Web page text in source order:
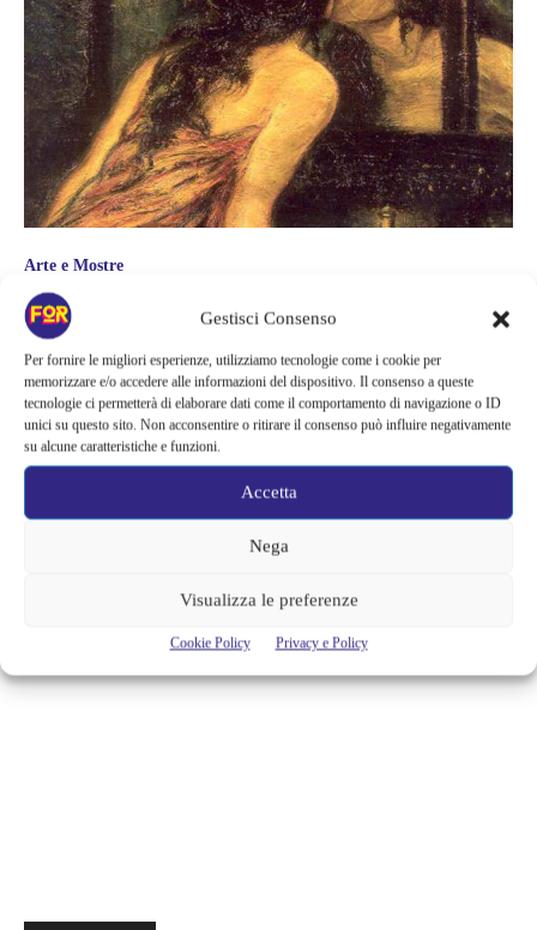
Gestisci Consenso
Per fornire le migliori esperienze, utilizziamo tecnologie come i cookie per
memorizzare e/o accedere alle informazioni del dispositivo. Il consenso a queste
tecnologie ci permetterà di elaborare dati come il comportamento di navigazione o ID
unici su questo sito. Non acconsentire o ritirare il consenso può influire negativamente
su alcune caratteristiche e funzioni.
Accetta
Nega
Visualizza le preferenze
Cookie Policy Privacy e Policy
Arte e Mostre
L’INTELLIGENZA NON HA SESSO:
AL MUSEO DEL NOVECENTO LA
MOSTRA CHE LO DIMOSTRA
L’intelligenza non ha sesso, il talento neppure. Non lo si ripete mai
abbastanza e, da oggi, c’è anche una mostra a ricordarlo. Ha il titolo,
appunto, L’intelligenza non ha sesso. Adriana Bisi Fabbri e la rete delle
arti. E fino all’8 marzo 2020, la si potrà visitare al Museo del
Novecento, grazie alla cura di Giovanna Ginex e Danka...